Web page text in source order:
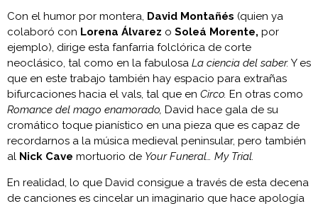
Con el humor por montera, David Montañés (quien ya
colaboró con Lorena Álvarez o Soleá Morente, por
ejemplo), dirige esta fanfarria folclórica de corte
neoclásico, tal como en la fabulosa La ciencia del saber. Y es
que en este trabajo también hay espacio para extrañas
bifurcaciones hacia el vals, tal que en Circo. En otras como
Romance del mago enamorado, David hace gala de su
cromático toque pianístico en una pieza que es capaz de
recordarnos a la música medieval peninsular, pero también
al Nick Cave mortuorio de Your Funeral… My Trial.
En realidad, lo que David consigue a través de esta decena
de canciones es cincelar un imaginario que hace apología